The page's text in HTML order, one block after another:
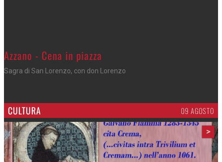
Azzano - Cena in piazza
Sagra di San Lorenzo, con don Lorenzo
CULTURA 09 AGOSTO
>